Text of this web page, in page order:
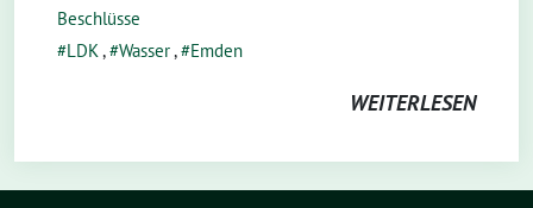
Beschlüsse
LDK, Wasser, Emden
WEITERLESEN